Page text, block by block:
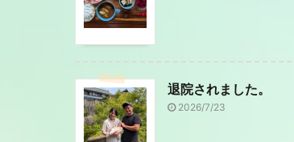
退院されました。
2026/7/23